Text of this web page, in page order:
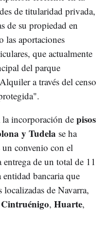
de titularidad privada,
de su propiedad en
las aportaciones
que actualmente
del parque
a través del censo
la incorporación de pisos
y Tudela se ha
convenio con el
entrega de un total de 11
bancaria que
localizadas de Navarra,
Cintruénigo, Huarte,